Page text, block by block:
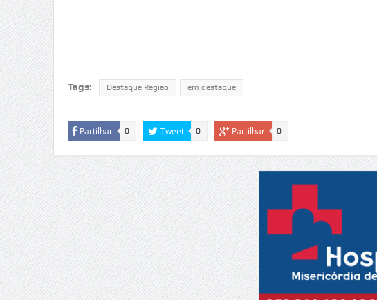
Tags: Destaque Região em destaque
Partilhar 0 Tweet 0 Partilhar 0